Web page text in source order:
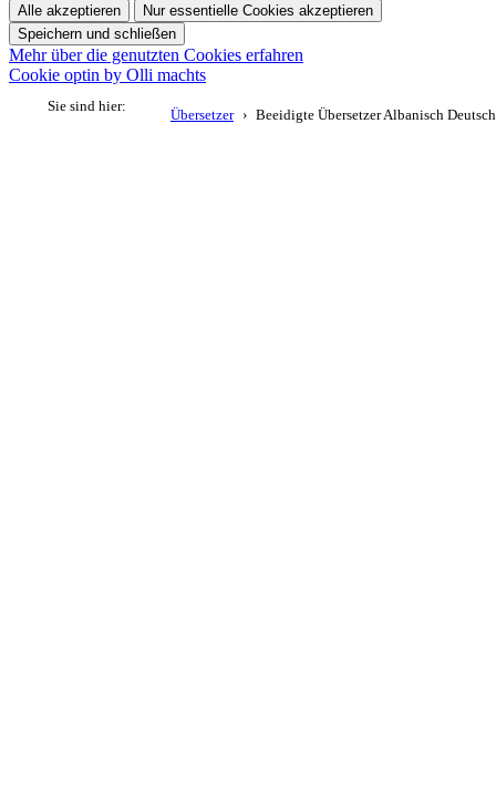
Sie sind hier:
Übersetzer Beeidigte Übersetzer Albanisch Deutsch
Alle akzeptieren
Nur essentielle Cookies akzeptieren
Speichern und schließen
Mehr über die genutzten Cookies erfahren
Cookie optin by Olli machts